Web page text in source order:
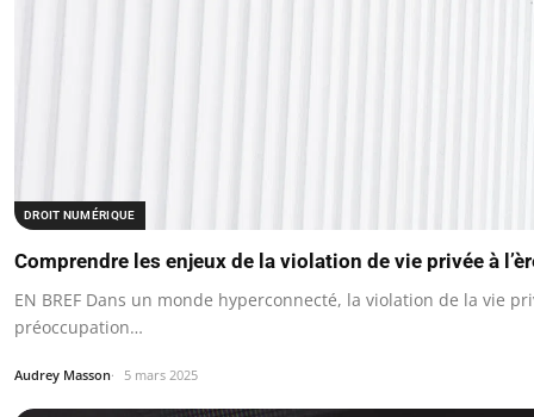
DROIT NUMÉRIQUE
Comprendre les enjeux de la violation de vie privée à
EN BREF Dans un monde hyperconnecté, la violation de la vie
préoccupation…
Audrey Masson 5 mars 2025